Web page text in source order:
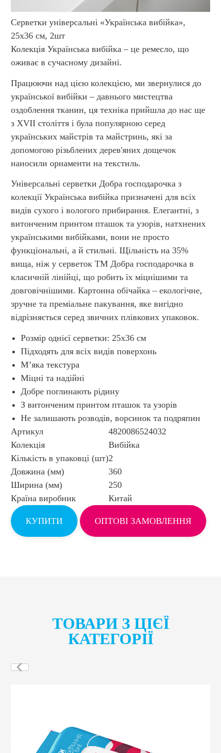
Серветки універсальні «Українська вибійка»,
25х36 см, 2шт
Колекція Українська вибійка – це ремесло, що
оживає в сучасному дизайні.
Працюючи над цією колекцією, ми звернулися до
української вибійки – давнього мистецтва
оздоблення тканин, ця техніка прийшла до нас ще
з XVII століття і була популярною серед
українських майстрів та майстринь, які за
допомогою різьблених дерев'яних дощечок
наносили орнаменти на текстиль.
Універсальні серветки Добра господарочка з
колекції Українська вибійка призначені для всіх
видів сухого і вологого прибирання. Елегантні, з
витонченим принтом пташок та узорів, натхнених
українськими вибійками, вони не просто
функціональні, а й стильні. Щільність на 35%
вища, ніж у серветок ТМ Добра господарочка в
класичній лінійці, що робить їх міцнішими та
довговічнішими. Картонна обічайка – екологічне,
зручне та преміальне пакування, яке вигідно
відрізняється серед звичних плівкових упаковок.
Розмір однієї серветки: 25х36 см
Підходять для всіх видів поверхонь
М’яка текстура
Міцні та надійні
Добре поглинають рідину
З витонченим принтом пташок та узорів
Не залишають розводів, ворсинок та подряпин
Артикул
4820086524032
Колекція
Вибійка
Кількість в упаковці (шт)2
Довжина (мм)
360
Ширина (мм)
250
Країна виробник
Китай
КУПИТИ ОПТОВІ ЗАМОВЛЕННЯ
ТОВАРИ З ЦІЄЇ
КАТЕГОРІЇ